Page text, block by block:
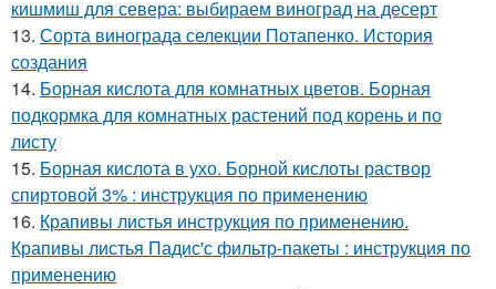
кишмиш для севера: выбираем виноград на десерт
13. Сорта винограда селекции Потапенко. История
создания
14. Борная кислота для комнатных цветов. Борная
подкормка для комнатных растений под корень и по
листу
15. Борная кислота в ухо. Борной кислоты раствор
спиртовой 3% : инструкция по применению
16. Крапивы листья инструкция по применению.
Крапивы листья Падис'с фильтр-пакеты : инструкция по
применению